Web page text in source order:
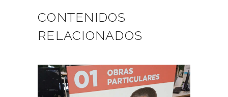
CONTENIDOS
RELACIONADOS